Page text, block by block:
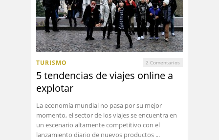
TURISMO 2 Comentarios
5 tendencias de viajes online a
explotar
La economía mundial no pasa por su mejor
momento, el sector de los viajes se encuentra en
un escenario altamente competitivo con el
lanzamiento diario de nuevos productos ...